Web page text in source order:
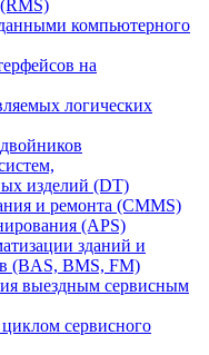
компьютерного
на
логических
изделий (DT)
и ремонта (CMMS)
(APS)
зданий и
(BAS, BMS, FM)
выездным сервисным
сервисного